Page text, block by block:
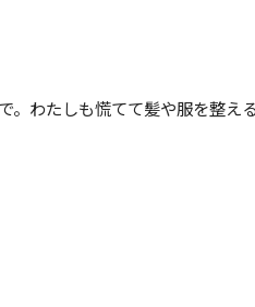
わたしも慌てて髪や服を整え